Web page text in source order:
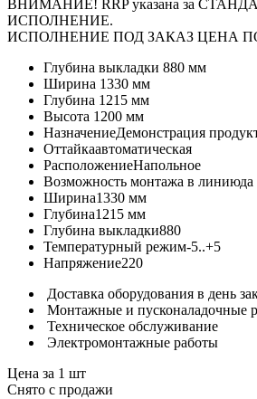
ВНИМАНИЕ! RRP указана за
ИСПОЛНЕНИЕ.
ИСПОЛНЕНИЕ ПОД ЗАКАЗ ЦЕНА
Глубина выкладки 880 мм
Ширина 1330 мм
Глубина 1215 мм
Высота 1200 мм
НазначениеДемонстрация
Оттайкаавтоматическая
РасположениеНапольное
Возможность монтажа в линиюда
Ширина1330 мм
Глубина1215 мм
Глубина выкладки880
Температурный режим-5..+5
Напряжение220
Доставка оборудования в день
Монтажные и пусконаладочные
Техническое обслуживание
Электромонтажные работы
Цена за 1 шт
Снято с продажи